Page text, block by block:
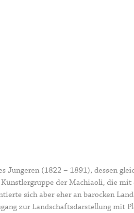
Jüngeren (1822 – 1891), dessen
derMachiaoli, die mit
sich aber eher an barocken
zur Landschaftsdarstellung mit